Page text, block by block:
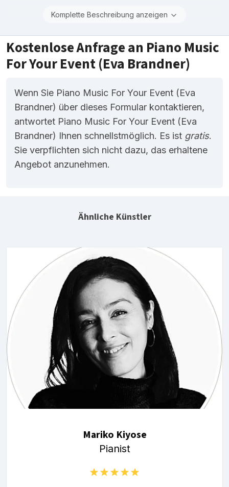
Komplette Beschreibung anzeigen
Kostenlose Anfrage an Piano Music
For Your Event (Eva Brandner)
Wenn Sie Piano Music For Your Event (Eva
Brandner) über dieses Formular kontaktieren,
antwortet Piano Music For Your Event (Eva
Brandner) Ihnen schnellstmöglich. Es ist gratis.
Sie verpflichten sich nicht dazu, das erhaltene
Angebot anzunehmen.
Ähnliche Künstler
Mariko Kiyose
Pianist